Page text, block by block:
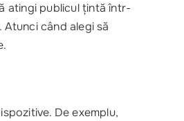
atingi publicul țintă într-
când alegi să
De exemplu,